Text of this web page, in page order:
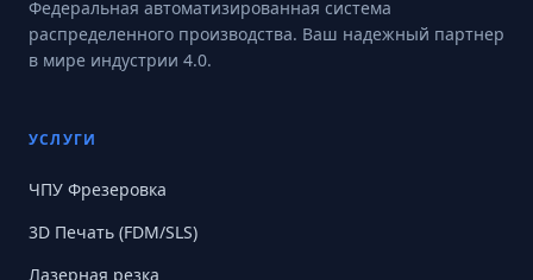
Федеральная автоматизированная система
распределенного производства. Ваш надежный партнер
в мире индустрии 4.0.
УСЛУГИ
ЧПУ Фрезеровка
3D Печать (FDM/SLS)
Лазерная резка